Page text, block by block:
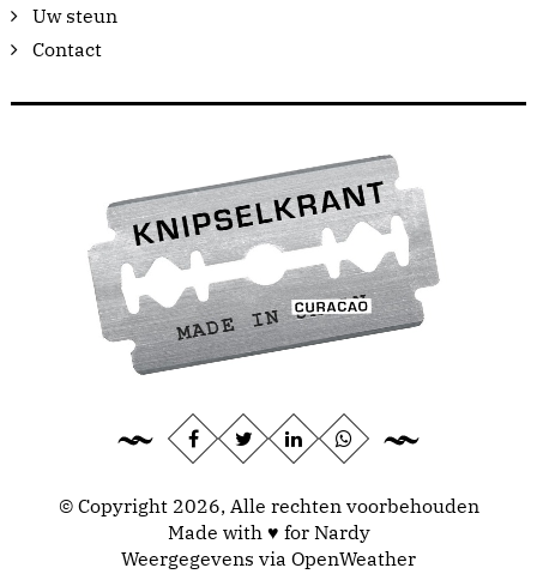
Uw steun
Contact
© Copyright 2026, Alle rechten voorbehouden
Made with ♥ for Nardy
Weergegevens via OpenWeather